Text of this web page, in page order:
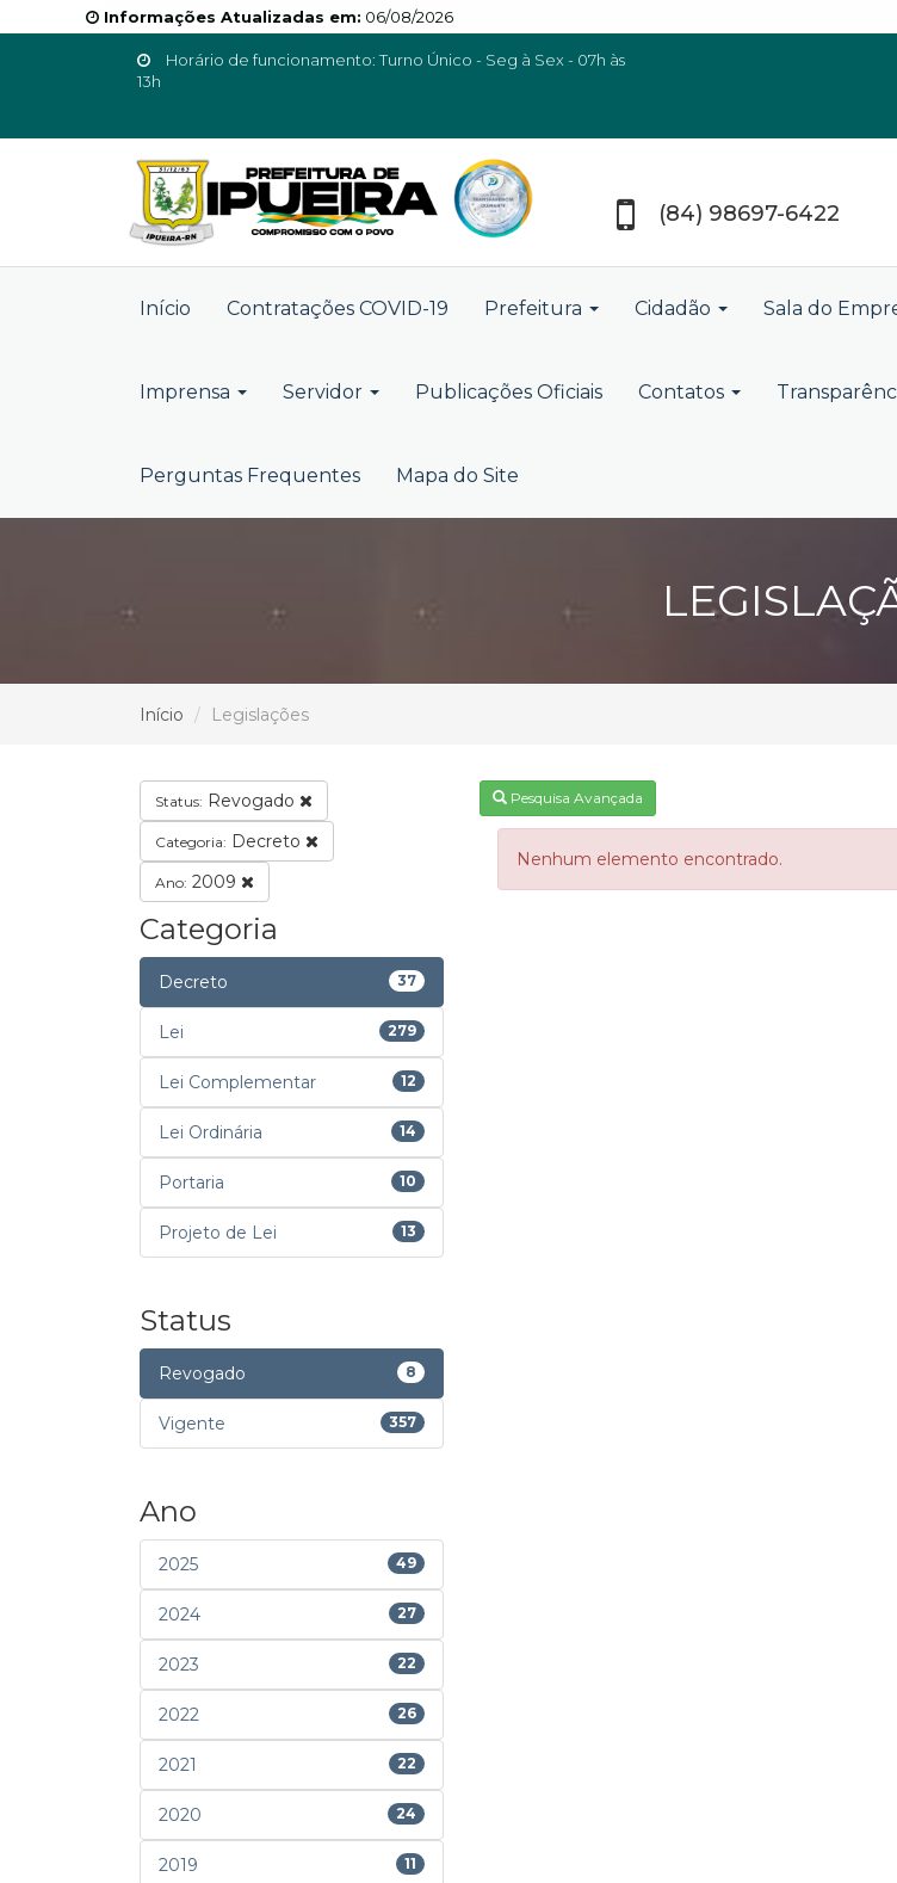
Informações Atualizadas em: 06/08/2026
Horário de funcionamento: Turno Único - Seg à Sex - 07h às
13h
(84) 98697-6422
Início Contratações COVID-19 Prefeitura Cidadão Sala do
Imprensa Servidor Publicações Oficiais Contatos
Perguntas Frequentes Mapa do Site
Início Legislações
Status: Revogado
Categoria: Decreto
Ano: 2009
Categoria
Decreto 37
Lei 279
Lei Complementar 12
Lei Ordinária 14
Portaria 10
Projeto de Lei 13
Status
Revogado 8
Vigente 357
Ano
2025 49
2024 27
2023 22
2022 26
2021 22
2020 24
2019 11
Pesquisa Avançada
Nenhum elemento encontrado.